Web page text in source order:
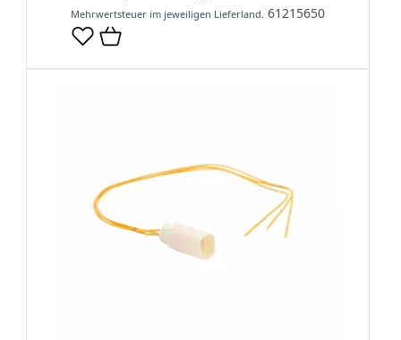
Mehrwertsteuer im jeweiligen Lieferland. 61215650